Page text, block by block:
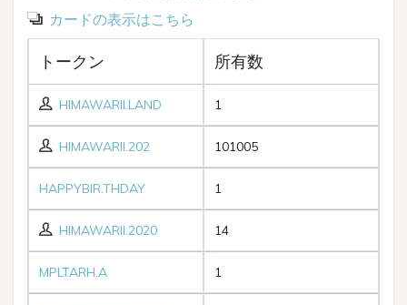
カードの表示はこちら
トークン 所有数
HIMAWARII.LAND 1
HIMAWARII.202 101005
HAPPYBIR.THDAY 1
HIMAWARII.2020 14
MPLTARH.A 1